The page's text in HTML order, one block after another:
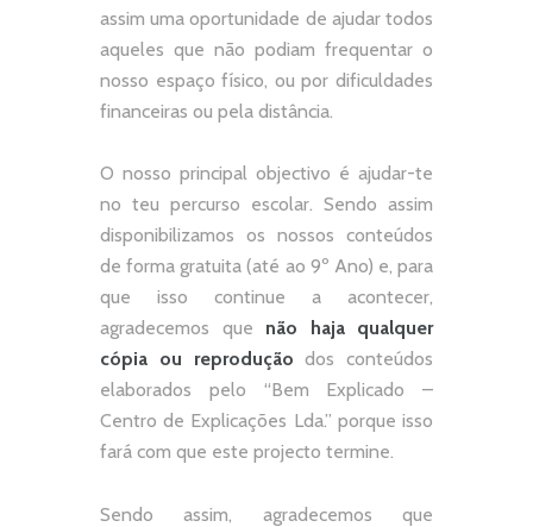
assim uma oportunidade de ajudar todos
aqueles que não podiam frequentar o
nosso espaço físico, ou por dificuldades
financeiras ou pela distância.
O nosso principal objectivo é ajudar-te
no teu percurso escolar. Sendo assim
disponibilizamos os nossos conteúdos
de forma gratuita (até ao 9º Ano) e, para
que isso continue a acontecer,
agradecemos que não
haja qualquer
cópia ou reprodução dos conteúdos
elaborados pelo “Bem Explicado –
Centro de Explicações Lda.” porque isso
fará com que este projecto termine.
Sendo assim, agradecemos que